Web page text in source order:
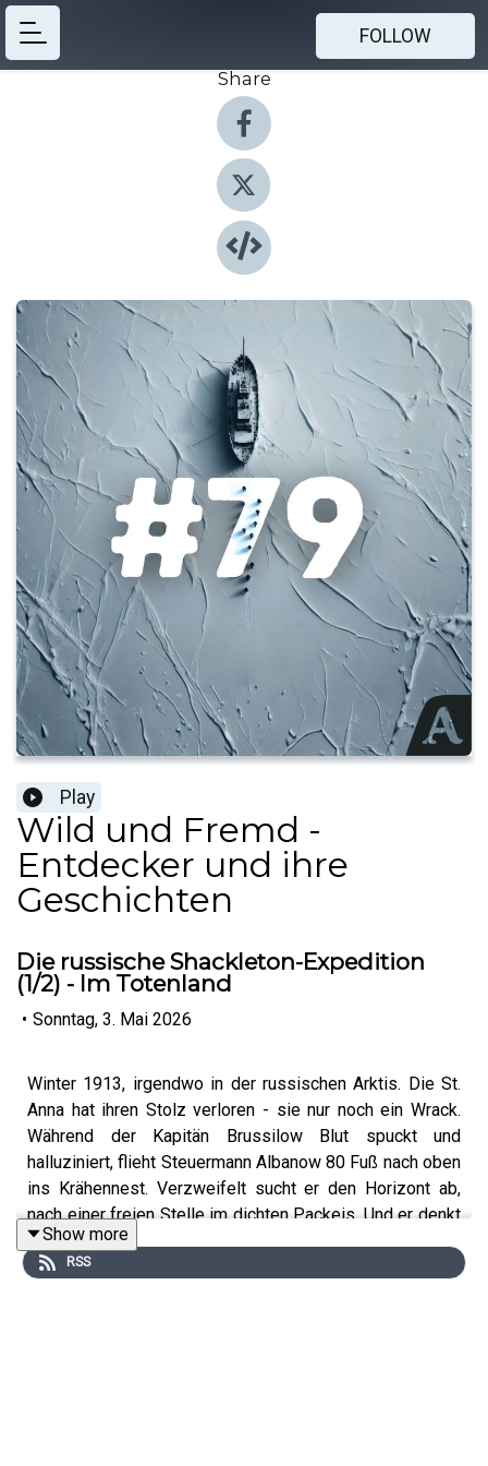
FOLLOW
Share
Play
Wild und Fremd -
Entdecker und ihre
Geschichten
Die russische Shackleton-Expedition
(1/2) - Im Totenland
• Sonntag, 3. Mai 2026
Winter 1913, irgendwo in der russischen Arktis. Die St.
Anna hat ihren Stolz verloren - sie nur noch ein Wrack.
Während der Kapitän Brussilow Blut spuckt und
halluziniert, flieht Steuermann Albanow 80 Fuß nach oben
ins Krähennest. Verzweifelt sucht er den Horizont ab,
nach einer freien Stelle im dichten Packeis. Und er denkt
an Shackleton und Scott - Männer, die ihr Schiff nicht
mehr befreien konnten. Doch das Eis schließt sich immer
Show more
RSS